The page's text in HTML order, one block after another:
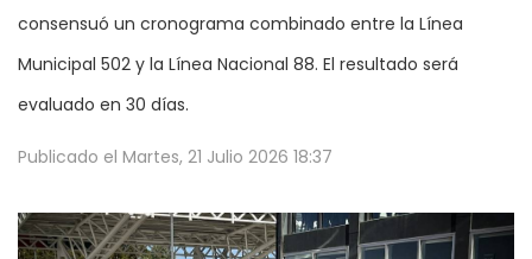
consensuó un cronograma combinado entre la Línea
Municipal 502 y la Línea Nacional 88. El resultado será
evaluado en 30 días.
Publicado el Martes, 21 Julio 2026 18:37